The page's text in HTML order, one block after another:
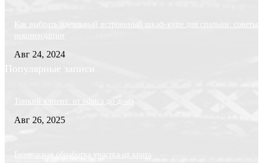
Как выбрать идеальный встроенный шкаф-купе для спальни: советы
рекомендации
Авг 24, 2024
Популярные записи
Тонкий клиент: от офиса до дома
Авг 26, 2025
Безопасная обработка участка от крота